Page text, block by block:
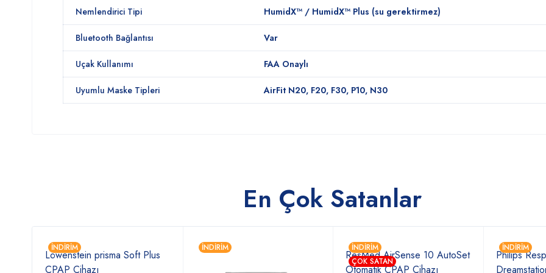
Nemlendirici Tipi HumidX™ / HumidX™ Plus (su gerektirmez)
Bluetooth Bağlantısı Var
Uçak Kullanımı FAA Onaylı
Uyumlu Maske Tipleri AirFit N20, F20, F30, P10, N30
En Çok Satanlar
İNDIRIM
Löwenstein prisma Soft Plus
CPAP Cihazı
İNDIRIM
İNDIRIM
ÇOK SATAN
ResMed AirSense 10 AutoSet
Otomatik CPAP Cihazı
İNDIRIM
Philips